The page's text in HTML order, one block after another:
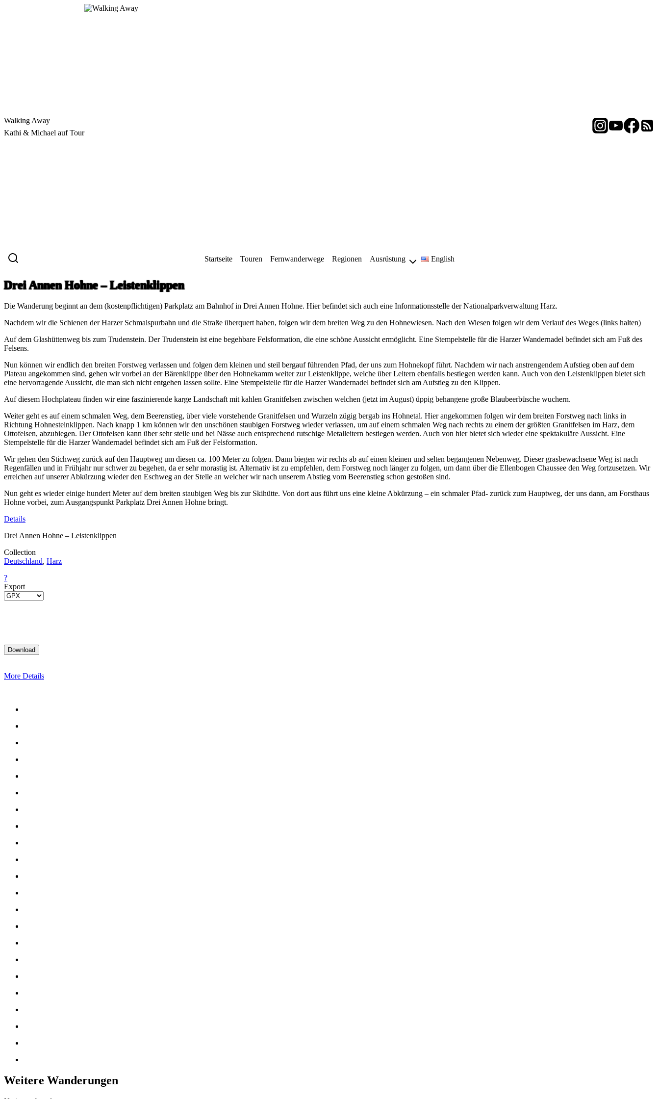
Walking Away
Kathi & Michael auf Tour
Startseite Touren Fernwanderwege Regionen Ausrüstung English
Drei Annen Hohne – Leistenklippen
Die Wanderung beginnt an dem (kostenpflichtigen) Parkplatz am Bahnhof in Drei Annen Hohne. Hier befindet sich auch eine Informationsstelle der Nationalparkverwaltung Harz.
Nachdem wir die Schienen der Harzer Schmalspurbahn und die Straße überquert haben, folgen wir dem breiten Weg zu den Hohnewiesen. Nach den Wiesen folgen wir dem Verlauf des Weges (links halten)
Auf dem Glashüttenweg bis zum Trudenstein. Der Trudenstein ist eine begehbare Felsformation, die eine schöne Aussicht ermöglicht. Eine Stempelstelle für die Harzer Wandernadel befindet sich am Fuß des
Felsens.
Nun können wir endlich den breiten Forstweg verlassen und folgen dem kleinen und steil bergauf führenden Pfad, der uns zum Hohnekopf führt. Nachdem wir nach anstrengendem Aufstieg oben auf dem
Plateau angekommen sind, gehen wir vorbei an der Bärenklippe über den Hohnekamm weiter zur Leistenklippe, welche über Leitern ebenfalls bestiegen werden kann. Auch von den Leistenklippen bietet sich
eine hervorragende Aussicht, die man sich nicht entgehen lassen sollte. Eine Stempelstelle für die Harzer Wandernadel befindet sich am Aufstieg zu den Klippen.
Auf diesem Hochplateau finden wir eine faszinierende karge Landschaft mit kahlen Granitfelsen zwischen welchen (jetzt im August) üppig behangene große Blaubeerbüsche wuchern.
Weiter geht es auf einem schmalen Weg, dem Beerenstieg, über viele vorstehende Granitfelsen und Wurzeln zügig bergab ins Hohnetal. Hier angekommen folgen wir dem breiten Forstweg nach links in
Richtung Hohnesteinklippen. Nach knapp 1 km können wir den unschönen staubigen Forstweg wieder verlassen, um auf einem schmalen Weg nach rechts zu einem der größten Granitfelsen im Harz, dem
Ottofelsen, abzubiegen. Der Ottofelsen kann über sehr steile und bei Nässe auch entsprechend rutschige Metalleitern bestiegen werden. Auch von hier bietet sich wieder eine spektakuläre Aussicht. Eine
Stempelstelle für die Harzer Wandernadel befindet sich am Fuß der Felsformation.
Wir gehen den Stichweg zurück auf den Hauptweg um diesen ca. 100 Meter zu folgen. Dann biegen wir rechts ab auf einen kleinen und selten begangenen Nebenweg. Dieser grasbewachsene Weg ist nach
Regenfällen und in Frühjahr nur schwer zu begehen, da er sehr morastig ist. Alternativ ist zu empfehlen, dem Forstweg noch länger zu folgen, um dann über die Ellenbogen Chaussee den Weg fortzusetzen. Wir
erreichen auf unserer Abkürzung wieder den Eschweg an der Stelle an welcher wir nach unserem Abstieg vom Beerenstieg schon gestoßen sind.
Nun geht es wieder einige hundert Meter auf dem breiten staubigen Weg bis zur Skihütte. Von dort aus führt uns eine kleine Abkürzung – ein schmaler Pfad- zurück zum Hauptweg, der uns dann, am Forsthaus
Hohne vorbei, zum Ausgangspunkt Parkplatz Drei Annen Hohne bringt.
Details
Drei Annen Hohne – Leistenklippen
Collection
Deutschland, Harz
?
Export
More Details
Weitere Wanderungen